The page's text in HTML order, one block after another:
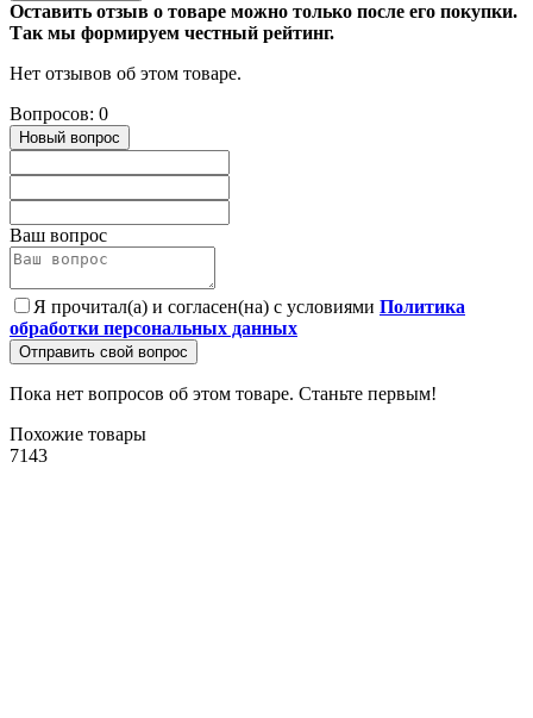
Оставить отзыв о товаре можно только после его покупки.
Так мы формируем честный рейтинг.
Нет отзывов об этом товаре.
Вопросов: 0
Новый вопрос
Ваш вопрос
Я прочитал(а) и согласен(на) с условиями Политика
обработки персональных данных
Отправить свой вопрос
Пока нет вопросов об этом товаре. Станьте первым!
Похожие товары
7143